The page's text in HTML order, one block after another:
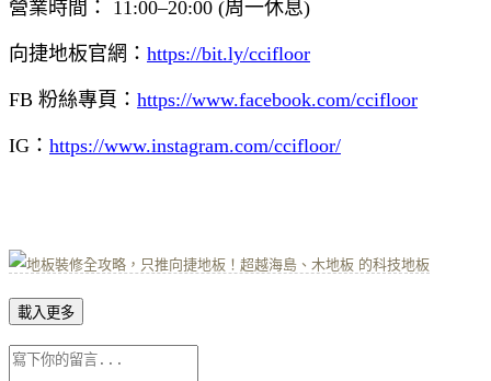
營業時間： 11:00–20:00 (周一休息)
向捷地板官網： https://bit.ly/ccifloor
FB 粉絲專頁： https://www.facebook.com/ccifloor
IG： https://www.instagram.com/ccifloor/
載入更多